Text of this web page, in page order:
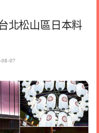
北松山區日本料
08-07